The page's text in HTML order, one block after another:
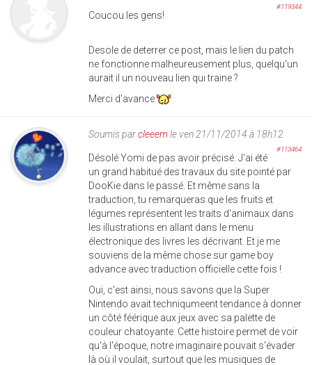
#119344
Coucou les gens!
Desole de deterrer ce post, mais le lien du patch
ne fonctionne malheureusement plus, quelqu'un
aurait il un nouveau lien qui traine ?
Merci d'avance
Soumis parcleeemle ven 21/11/2014 à 18h12
#113464
Désolé Yomi de pas avoir précisé. J'ai été
un grand habitué des travaux du site pointé par
DooKie dans le passé. Et même sans la
traduction, tu remarqueras que les fruits et
légumes représentent les traits d'animaux dans
les illustrations en allant dans le menu
électronique des livres les décrivant. Et je me
souviens de la même chose sur game boy
advance avec traduction officielle cette fois !
Oui, c'est ainsi, nous savons que la Super
Nintendo avait techniqumeent tendance à donner
un côté féérique aux jeux avec sa palette de
couleur chatoyante. Cette histoire permet de voir
qu'à l'époque, notre imaginaire pouvait s'évader
là où il voulait, surtout que les musiques de